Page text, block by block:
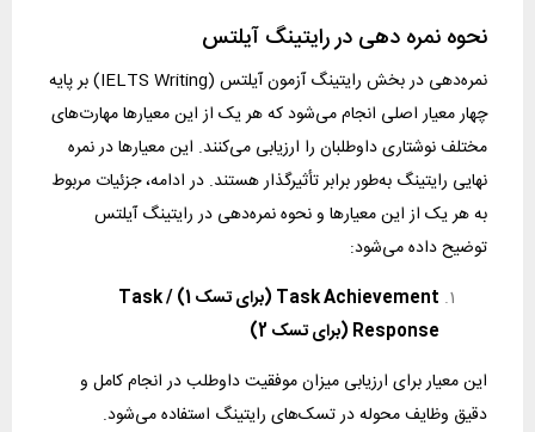
نحوه نمره دهی در رایتینگ آیلتس
نمره‌دهی در بخش رایتینگ آزمون آیلتس (IELTS Writing) بر پایه
چهار معیار اصلی انجام می‌شود که هر یک از این معیارها مهارت‌های
مختلف نوشتاری داوطلبان را ارزیابی می‌کنند. این معیارها در نمره
نهایی رایتینگ به‌طور برابر تأثیرگذار هستند. در ادامه، جزئیات مربوط
به هر یک از این معیارها و نحوه نمره‌دهی در رایتینگ آیلتس
توضیح داده می‌شود:
Task Achievement (برای تسک 1) / Task
Response (برای تسک 2)
این معیار برای ارزیابی میزان موفقیت داوطلب در انجام کامل و
دقیق وظایف محوله در تسک‌های رایتینگ استفاده می‌شود.